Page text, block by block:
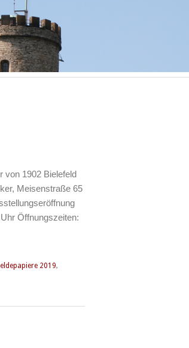
von 1902 Bielefeld
Meisenstraße 65
Öffnungszeiten:
2019,